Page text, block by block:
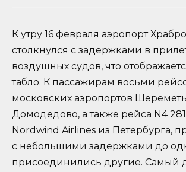
К утру 16 февраля аэропорт
столкнулся с задержками в
воздушных судов, что
табло. К пассажирам восьми
московских аэропортов
Домодедово, а также рейса N4
Nordwind Airlines из Петербурга,
с небольшими задержками до
присоединились другие. Самый